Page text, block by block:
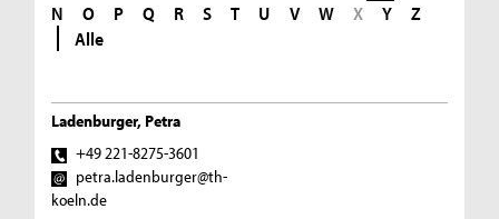
N
O P Q R S T U V W X Y
Z
Alle
Ladenburger, Petra
+49 221-8275-3601
petra.ladenburger@th-
koeln.de